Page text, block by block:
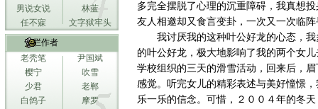
男说女说
林蓝
任不寐
文字狱牢头
专栏作者
老秃笔
尹国斌
樱宁
吹雪
少君
老郸
白鸽子
摩罗
多完全摆脱了心理的沉重障碍，我真想
友人相邀却又食言变卦，一次又一次临
我讨厌我的这种叶公好龙的心态，
的叶公好龙，极大地影响了我的两个女
学校组织的三天的滑雪活动，回来后，
感觉。听完女儿的精彩表述与美好憧憬
乐一乐的信念。可惜，２００４年的冬